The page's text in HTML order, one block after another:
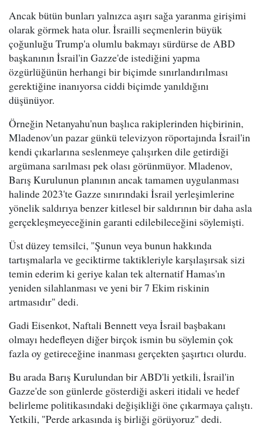
Ancak bütün bunları yalnızca aşırı sağa yaranma girişimi
olarak görmek hata olur. İsrailli seçmenlerin büyük
çoğunluğu Trump'a olumlu bakmayı sürdürse de ABD
başkanının İsrail'in Gazze'de istediğini yapma
özgürlüğünün herhangi bir biçimde sınırlandırılması
gerektiğine inanıyorsa ciddi biçimde yanıldığını
düşünüyor.
Örneğin Netanyahu'nun başlıca rakiplerinden hiçbirinin,
Mladenov'un pazar günkü televizyon röportajında İsrail'in
kendi çıkarlarına seslenmeye çalışırken dile getirdiği
argümana sarılması pek olası görünmüyor. Mladenov,
Barış Kurulunun planının ancak tamamen uygulanması
halinde 2023'te Gazze sınırındaki İsrail yerleşimlerine
yönelik saldırıya benzer kitlesel bir saldırının bir daha asla
gerçekleşmeyeceğinin garanti edilebileceğini söylemişti.
Üst düzey temsilci, "Şunun veya bunun hakkında
tartışmalarla ve geciktirme taktikleriyle karşılaşırsak sizi
temin ederim ki geriye kalan tek alternatif Hamas'ın
yeniden silahlanması ve yeni bir 7 Ekim riskinin
artmasıdır" dedi.
Gadi Eisenkot, Naftali Bennett veya İsrail başbakanı
olmayı hedefleyen diğer birçok ismin bu söylemin çok
fazla oy getireceğine inanması gerçekten şaşırtıcı olurdu.
Bu arada Barış Kurulundan bir ABD'li yetkili, İsrail'in
Gazze'de son günlerde gösterdiği askeri itidali ve hedef
belirleme politikasındaki değişikliği öne çıkarmaya çalıştı.
Yetkili, "Perde arkasında iş birliği görüyoruz" dedi.